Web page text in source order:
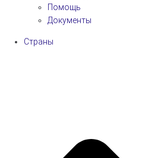
Помощь
Документы
Страны